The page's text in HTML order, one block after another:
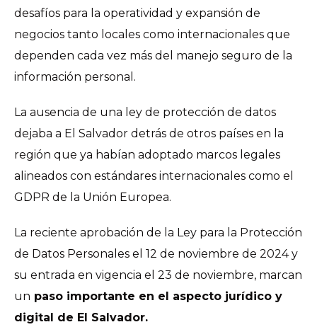
desafíos para la operatividad y expansión de
negocios tanto locales como internacionales que
dependen cada vez más del manejo seguro de la
información personal.
La ausencia de una ley de protección de datos
dejaba a El Salvador detrás de otros países en la
región que ya habían adoptado marcos legales
alineados con estándares internacionales como el
GDPR de la Unión Europea.
La reciente aprobación de la Ley para la Protección
de Datos Personales el 12 de noviembre de 2024 y
su entrada en vigencia el 23 de noviembre, marcan
un paso importante en el aspecto jurídico y
digital de El Salvador.